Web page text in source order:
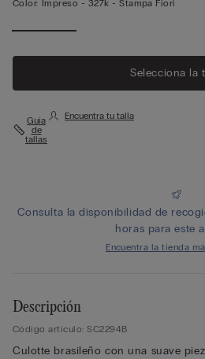
Color: Impreso - 327k - Stampa Fiori
Selecciona la
Guía
de
tallas
Encuentra tu talla
Consulta la disponibilidad de
horas para este
Encuentra la tienda
Descripción
Código artículo: SC2294B
Culotte brasileño con una suave